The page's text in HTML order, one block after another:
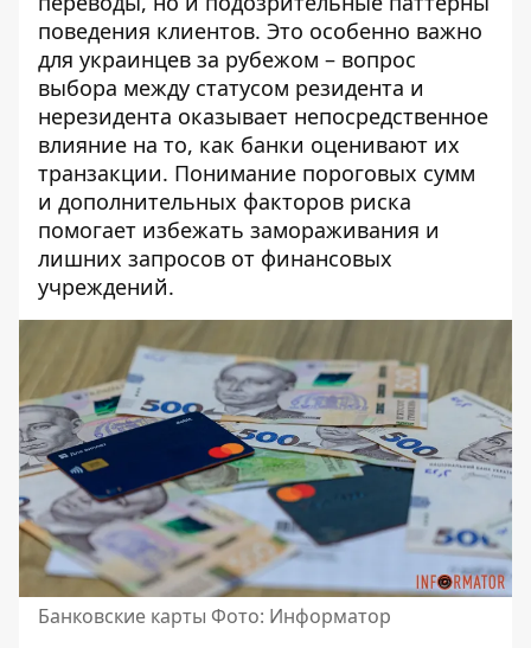
поведения клиентов. Это особенно важно
для украинцев за рубежом – вопрос
выбора между статусом резидента и
нерезидента оказывает непосредственное
влияние на то, как банки оценивают их
транзакции. Понимание пороговых сумм
и дополнительных факторов риска
помогает избежать замораживания и
лишних запросов от финансовых
учреждений.
Банковские карты Фото: Информатор